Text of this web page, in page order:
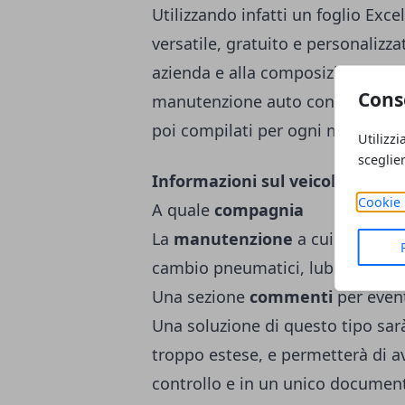
Cookie
Utilizzando infatti un foglio
versatile, gratuito e
azienda e alla composizione
manutenzione auto con Excel
poi compilati per ogni mezzo
Informazioni sul veicolo
A quale compagnia
La manutenzione a cui è stata
cambio pneumatici, lubrificanti,
Una sezione commentiper
Una soluzione di questo tipo
troppo estese, e permetterà di
controllo e in un unico